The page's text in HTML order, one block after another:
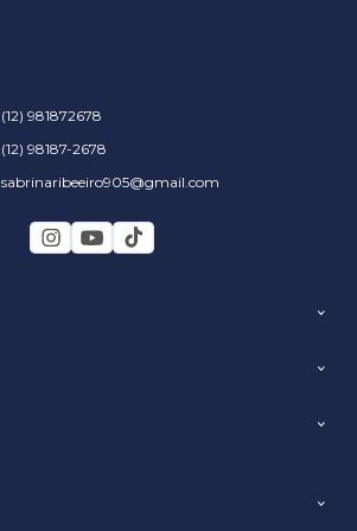
(12) 981872678
(12) 98187-2678
sabrinaribeeiro905@gmail.com